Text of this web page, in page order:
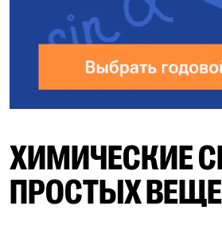
ХИМИЧЕСКИЕ
ПРОСТЫХ